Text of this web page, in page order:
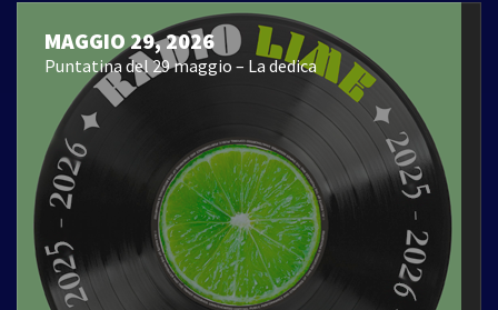
MAGGIO 29, 2026
Puntatina del 29 maggio – La dedica